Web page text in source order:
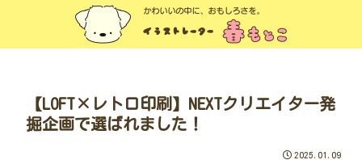
【LOFT×レトロ印刷】NEXTクリエイター発
掘企画で選ばれました！
2025.01.09